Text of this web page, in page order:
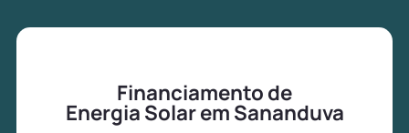
Financiamento de
Energia Solar em Sananduva